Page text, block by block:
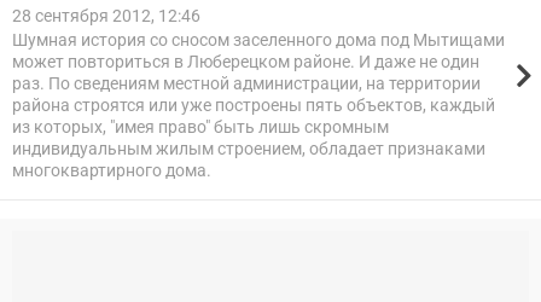
28 сентября 2012, 12:46
Шумная история со сносом заселенного дома под Мытищами
может повториться в Люберецком районе. И даже не один
раз. По сведениям местной администрации, на территории
района строятся или уже построены пять объектов, каждый
из которых, "имея право" быть лишь скромным
индивидуальным жилым строением, обладает признаками
многоквартирного дома.